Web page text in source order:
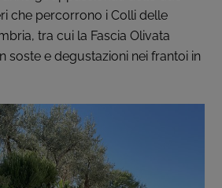
che percorrono i Colli delle
tra cui la Fascia Olivata
soste e degustazioni nei frantoi in